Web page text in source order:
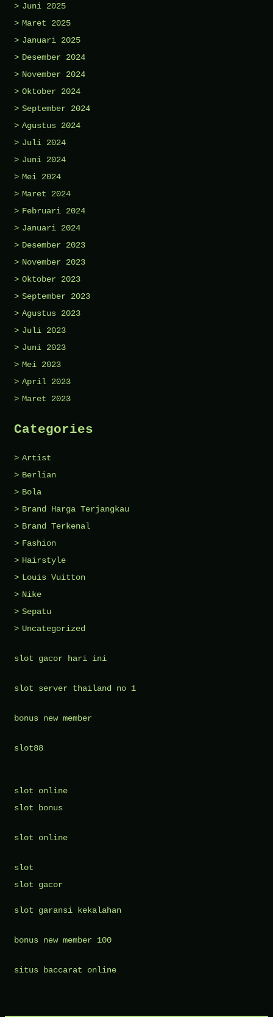
Juni 2025
Maret 2025
Januari 2025
Desember 2024
November 2024
Oktober 2024
September 2024
Agustus 2024
Juli 2024
Juni 2024
Mei 2024
Maret 2024
Februari 2024
Januari 2024
Desember 2023
November 2023
Oktober 2023
September 2023
Agustus 2023
Juli 2023
Juni 2023
Mei 2023
April 2023
Maret 2023
Categories
Artist
Berlian
Bola
Brand Harga Terjangkau
Brand Terkenal
Fashion
Hairstyle
Louis Vuitton
Nike
Sepatu
Uncategorized
slot gacor hari ini
slot server thailand no 1
bonus new member
slot88
slot online
slot bonus
slot online
slot
slot gacor
slot garansi kekalahan
bonus new member 100
situs baccarat online